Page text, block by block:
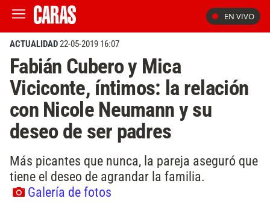
EN VIVO
ACTUALIDAD22-05-2019 16:07
Fabián Cubero y Mica
Viciconte, íntimos: la relación
con Nicole Neumann y su
deseo de ser padres
Más picantes que nunca, la pareja aseguró que
tiene el deseo de agrandar la familia.
Galería de fotos